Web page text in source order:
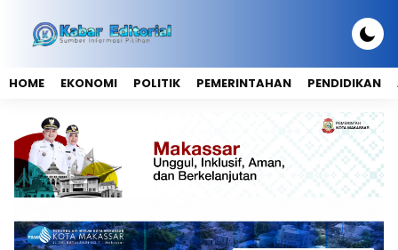
HOME EKONOMI POLITIK PEMERINTAHAN PENDIDIKAN